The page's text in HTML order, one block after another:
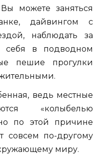
можете заняться
дайвингом с
наблюдать за
себя в подводном
пешие прогулки
ведь местные
«колыбелью
по этой причине
совсем по-другому
миру.